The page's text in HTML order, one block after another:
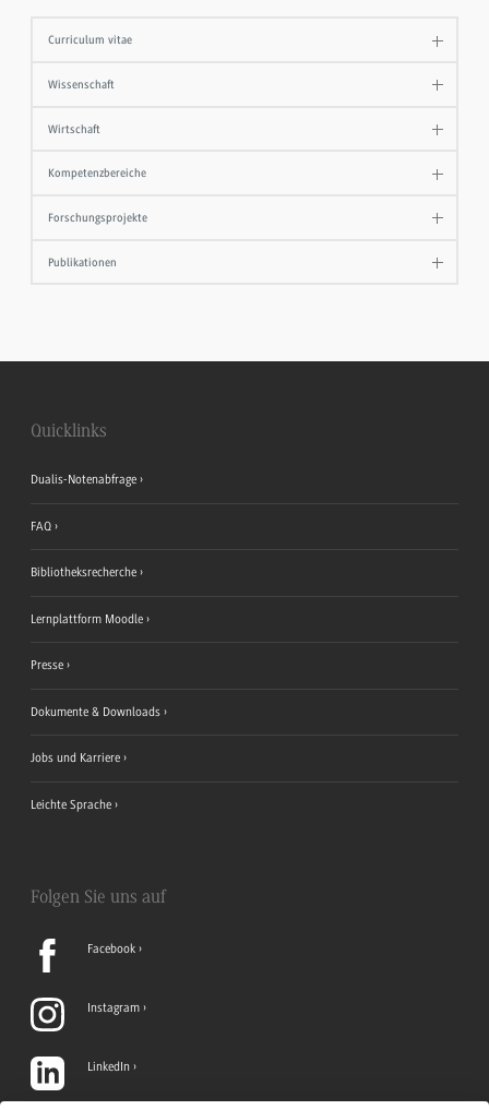
Curriculum vitae
Wissenschaft
Wirtschaft
Kompetenzbereiche
Forschungsprojekte
Publikationen
Quicklinks
Dualis-Notenabfrage
FAQ
Bibliotheksrecherche
Lernplattform Moodle
Presse
Dokumente & Downloads
Jobs und Karriere
Leichte Sprache
Folgen Sie uns auf
Facebook
Instagram
LinkedIn